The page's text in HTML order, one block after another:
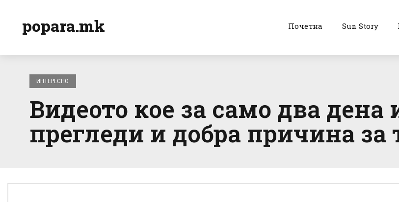
popara.mk Почетна Sun Story
ИНТЕРЕСНО
Видеото кое за само два
прегледи и добра причина за